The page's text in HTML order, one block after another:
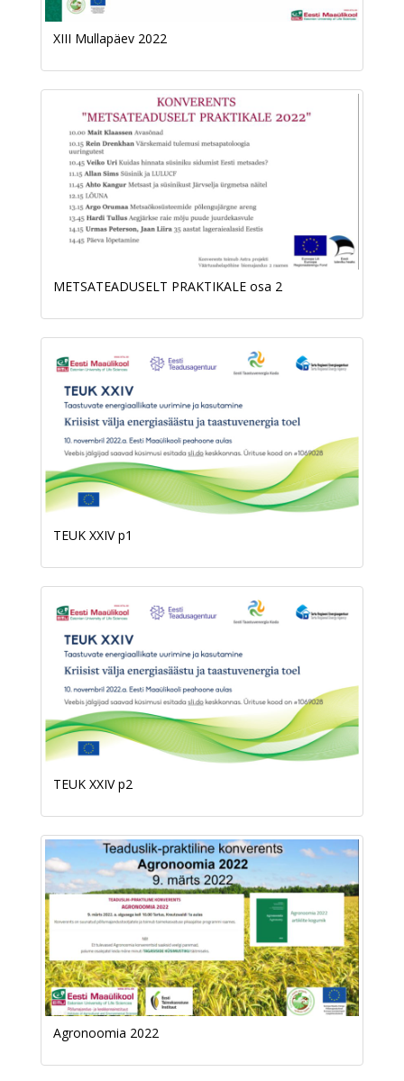
XIII Mullapäev 2022
METSATEADUSELT PRAKTIKALE osa 2
TEUK XXIV p1
TEUK XXIV p2
Agronoomia 2022